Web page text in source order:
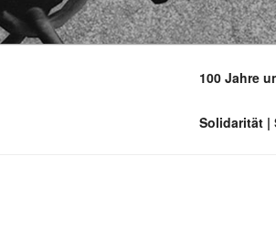
100 Jahre